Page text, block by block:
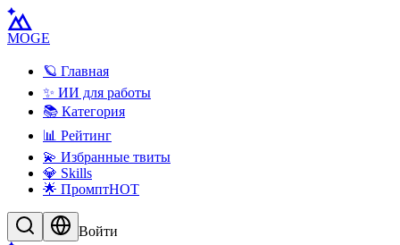
MOGE
🪐 Главная
✨ ИИ для работы
📚 Категория
📊 Рейтинг
💫 Избранные твиты
💎 Skills
🌟 ПромптHOT
Войти